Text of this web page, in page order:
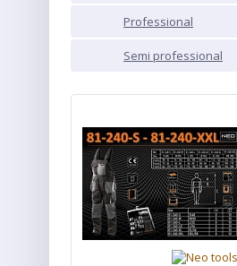
Professional
Semi professional